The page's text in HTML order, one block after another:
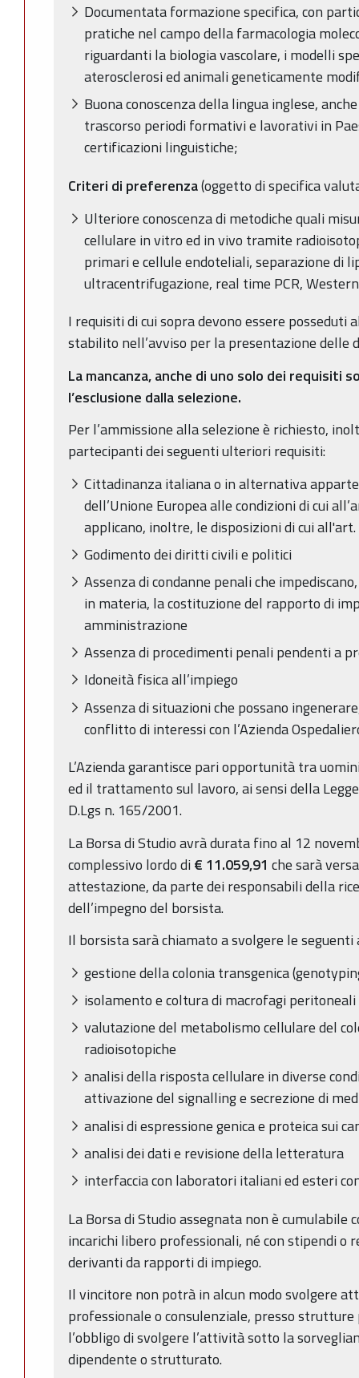
Documentata formazione specifica, con
pratiche nel campo della farmacologia
riguardanti la biologia vascolare, i modelli
aterosclerosi ed animali geneticamente
Buona conoscenza della lingua inglese,
trascorso periodi formativi e lavorativi in
certificazioni linguistiche;
Criteri di preferenza(oggetto di specifica
Ulteriore conoscenza di metodiche quali
cellulare in vitro ed in vivo tramite
primari e cellule endoteliali, separazione di
ultracentrifugazione, real time PCR,
I requisiti di cui sopra devono essere posseduti
stabilito nell’avviso per la presentazione delle
La mancanza, anche di uno solo dei requisiti
l’esclusione dalla selezione.
Per l’ammissione alla selezione è richiesto,
partecipanti dei seguenti ulteriori requisiti:
Cittadinanza italiana o in alternativa
dell’Unione Europea alle condizioni di cui
applicano, inoltre, le disposizioni di cui
Godimento dei diritti civili e politici
Assenza di condanne penali che
in materia, la costituzione del rapporto di
amministrazione
Assenza di procedimenti penali pendenti a
Idoneità fisica all’impiego
Assenza di situazioni che possano
conflitto di interessi con l’Azienda
L’Azienda garantisce pari opportunità tra
ed il trattamento sul lavoro, ai sensi della
D.Lgs n. 165/2001.
La Borsa di Studio avrà durata fino al 12
complessivo lordo di€ 11.059,91 che sarà
attestazione, da parte dei responsabili della
dell’impegno del borsista.
Il borsista sarà chiamato a svolgere le
gestione della colonia transgenica
isolamento e coltura di macrofagi
valutazione del metabolismo cellulare del
radioisotopiche
analisi della risposta cellulare in diverse
attivazione del signalling e secrezione di
analisi di espressione genica e proteica sui
analisi dei dati e revisione della letteratura
interfaccia con laboratori italiani ed esteri
La Borsa di Studio assegnata non è cumulabile
incarichi libero professionali, né con stipendi o
derivanti da rapporti di impiego.
Il vincitore non potrà in alcun modo svolgere
professionale o consulenziale, presso
l’obbligo di svolgere l’attività sotto la
dipendente o strutturato.